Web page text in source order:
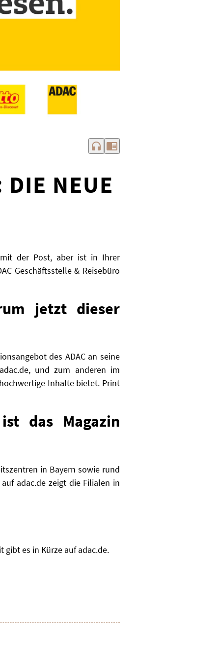
headphones chrome_reader_mode
NEUE
der Post, aber ist in Ihrer
Geschäftsstelle & Reisebüro
jetzt dieser
des ADAC an seine
und zum anderen im
Inhalte bietet. Print
das Magazin
in Bayern sowie rund
adac.de zeigt die Filialen in
es in Kürze auf adac.de.